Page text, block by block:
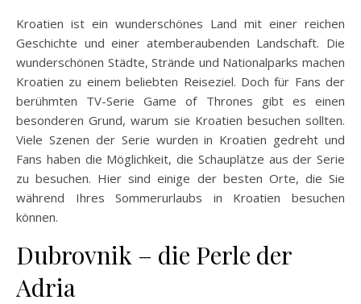
Kroatien ist ein wunderschönes Land mit einer reichen
Geschichte und einer atemberaubenden Landschaft. Die
wunderschönen Städte, Strände und Nationalparks machen
Kroatien zu einem beliebten Reiseziel. Doch für Fans der
berühmten TV-Serie Game of Thrones gibt es einen
besonderen Grund, warum sie Kroatien besuchen sollten.
Viele Szenen der Serie wurden in Kroatien gedreht und
Fans haben die Möglichkeit, die Schauplätze aus der Serie
zu besuchen. Hier sind einige der besten Orte, die Sie
während Ihres Sommerurlaubs in Kroatien besuchen
können.
Dubrovnik – die Perle der
Adria